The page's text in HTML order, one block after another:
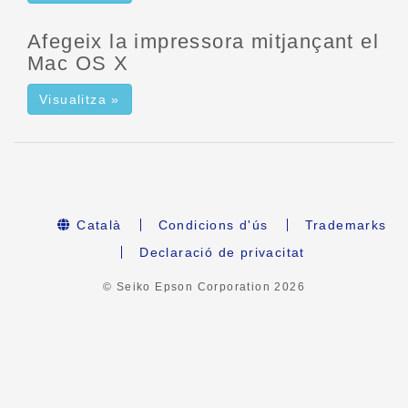
Afegeix la impressora mitjançant el
Mac OS X
Visualitza »
Català Condicions d'ús
Trademarks
Declaració de privacitat
© Seiko Epson Corporation2026